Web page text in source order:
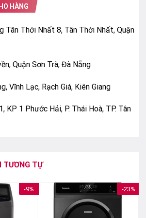
ái, giảm thiểu tối đa sự rung lắc và
quả trong suốt quá trình giặt, giúp
còn phải lo lắng về hóa đơn tiền
HÀNG
Tân Thới Nhất 8, Tân Thới Nhất, Quận
Quận Sơn Trà, Đà Nẵng
Vĩnh Lạc, Rạch Giá, Kiên Giang
KP 1 Phước Hải, P. Thái Hoà, TP. Tân
TƯƠNG TỰ
-9% -23%